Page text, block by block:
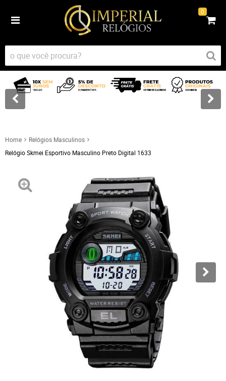
0
Home
Relógios Masculinos
Relógio Skmei Esportivo Masculino Preto Digital 1633